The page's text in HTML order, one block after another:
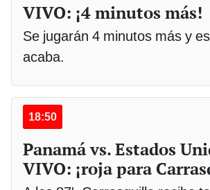
VIVO: ¡4 minutos más!
Se jugarán 4 minutos más y
acaba.
18:50
Panamá vs. Estados
VIVO: ¡roja para